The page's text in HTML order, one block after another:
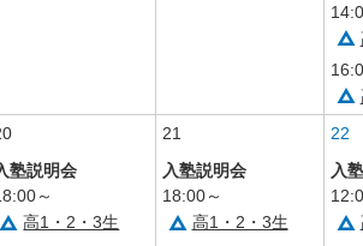
塾説明会
～
高1・2・3生
21
入塾説明会
18:00～
高1・2・3生
22
入